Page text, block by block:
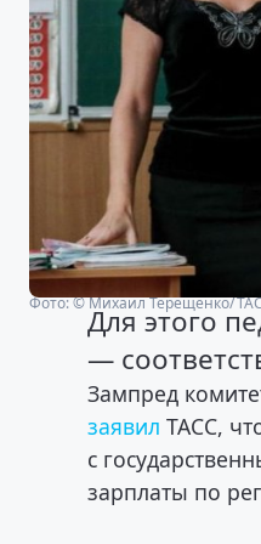
Фото: © Михаил Терещенко/
Для этого
—
Зампред
заявил ТАСС,
с
зарплаты по